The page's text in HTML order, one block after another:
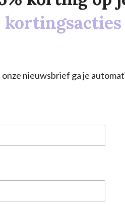
kortingsacties
nieuwsbrief ga je